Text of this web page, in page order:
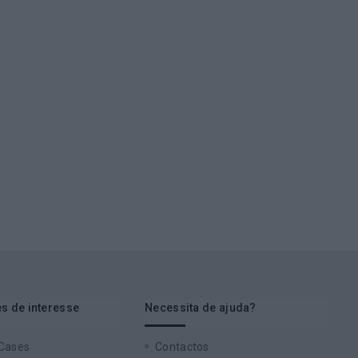
de interesse Necessita de ajuda?
Contactos